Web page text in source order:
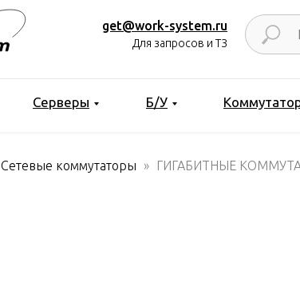
get@work-system.ru
Для запросов и ТЗ
Серверы Б/У
Сетевые коммутаторы ГИГАБИТНЫЕ